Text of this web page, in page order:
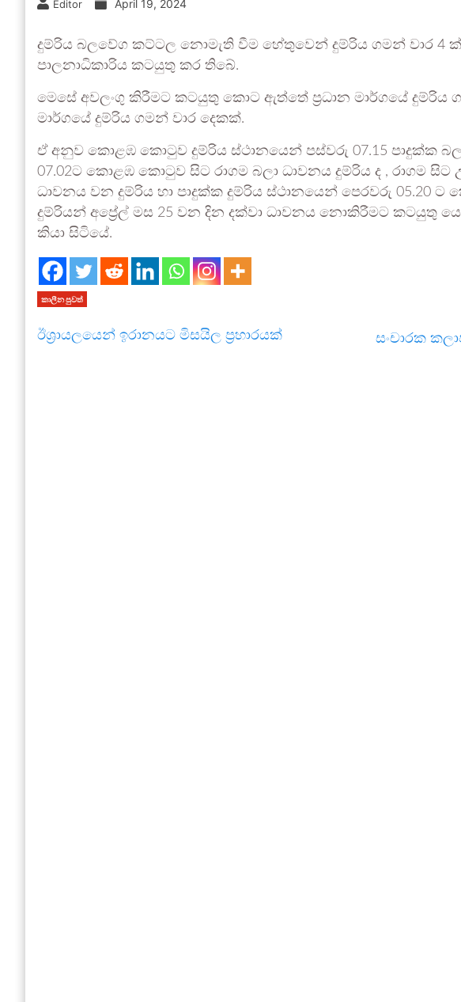
Editor April 19, 2024
දුම්රිය බලවේග කට්ටල නොමැති වීම හේතුවෙන් දුම්රිය ගමන් වාර 4 ක්
පාලනාධිකාරිය කටයුතු කර තිබේ.
මෙසේ අවලංගු කිරීමට කටයුතු කොට ඇත්තේ ප්‍රධාන මාර්ගයේ දුම්රිය
මාර්ගයේ දුම්රිය ගමන් වාර දෙකක්.
ඒ අනුව කොළඹ කොටුව දුම්රිය ස්ථානයෙන් පස්වරු 07.15 පාදුක්ක
07.02ට කොළඹ කොටුව සිට රාගම බලා ධාවනය දුම්රිය ද , රාගම
ධාවනය වන දුම්රිය හා පාදුක්ක දුම්රිය ස්ථානයෙන් පෙරවරු 05.20
දුම්රියන් අප්‍රේල් මස 25 වන දින දක්වා ධාවනය නොකිරීමට කටයුතු
කියා සිටියේ.
කාලීන පුවත්
ඊශ්‍රායලයෙන් ඉරානයට මිසයිල ප්‍රහාරයක් සංචාරක